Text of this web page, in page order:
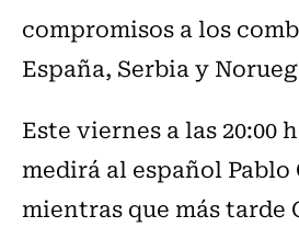
compromisos a los
España, Serbia y
Este viernes a las 20:00
medirá al español Pablo
mientras que más tarde